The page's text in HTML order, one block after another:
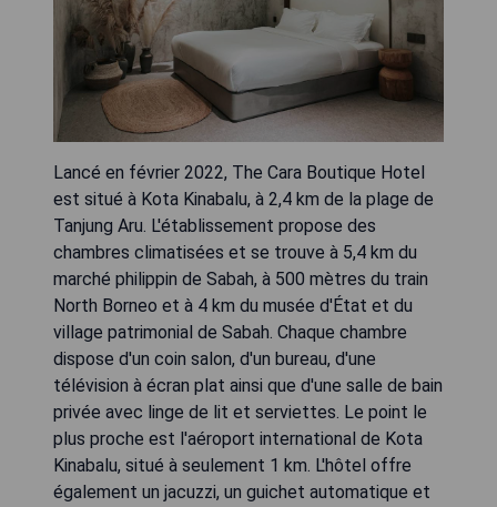
Lancé en février 2022, The Cara Boutique Hotel
est situé à Kota Kinabalu, à 2,4 km de la plage de
Tanjung Aru. L'établissement propose des
chambres climatisées et se trouve à 5,4 km du
marché philippin de Sabah, à 500 mètres du train
North Borneo et à 4 km du musée d'État et du
village patrimonial de Sabah. Chaque chambre
dispose d'un coin salon, d'un bureau, d'une
télévision à écran plat ainsi que d'une salle de bain
privée avec linge de lit et serviettes. Le point le
plus proche est l'aéroport international de Kota
Kinabalu, situé à seulement 1 km. L'hôtel offre
également un jacuzzi, un guichet automatique et